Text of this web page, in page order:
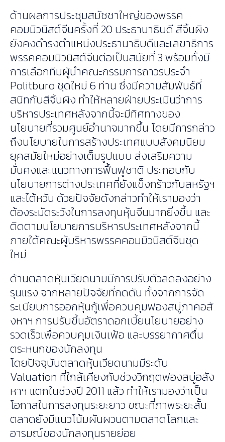
ด้านผลการประชุมสมัชชาใหญ่ของพรรค
คอมมิวนิสต์จีนครั้งที่ 20 ประธานาธิบดี สีจิ้นผิง
ยังคงดำรงตำแหน่งประธานาธิบดีและเลขาธิการ
พรรคคอมมิวนิสต์จีนต่อเป็นสมัยที่ 3 พร้อมทั้งมี
การเลือกทีมผู้นำคณะกรรมการถาวรประจำ
Politburo ชุดใหม่ 6 ท่าน ซึ่งมีความสัมพันธ์ที่
สนิทกับสีจิ้นผิง ทำให้หลายฝ่ายประเมินว่าการ
บริหารประเทศหลังจากนี้จะมีทิศทางของ
นโยบายที่รวมศูนย์อำนาจมากขึ้น โดยมีการกล่าว
ถึงนโยบายในการสร้างประเทศแบบสังคมนิยม
ยุคสมัยใหม่อย่างเต็มรูปแบบ ส่งเสริมความ
มั่นคงและแนวทางการฟื้นฟูชาติ ประกอบกับ
นโยบายการต่างประเทศที่ยังแข็งกร้าวกับสหรัฐฯ
และไต้หวัน ด้วยปัจจัยดังกล่าวทำให้เรามองว่า
ต้องระมัดระวังในการลงทุนหุ้นจีนมากยิ่งขึ้น และ
ติดตามนโยบายการบริหารประเทศหลังจากนี้
ภายใต้คณะผู้บริหารพรรคคอมมิวนิสต์จีนชุด
ใหม่
ด้านตลาดหุ้นเวียดนามมีการปรับตัวลดลงอย่าง
รุนแรง จากหลายปัจจัยที่กดดัน ทั้งจากการจัด
ระเบียบการออกหุ้นกู้เพื่อควบคุมฟองสบู่ภาคอสั
งหาฯ การปรับขึ้นอัตราดอกเบี้ยนโยบายอย่าง
รวดเร็วเพื่อควบคุมเงินเฟ้อ และบรรยากาศตื่น
ตระหนกของนักลงทุน
โดยปัจจุบันตลาดหุ้นเวียดนามมีระดับ
Valuation ที่ใกล้เคียงกับช่วงวิกฤตฟองสบู่อสัง
หาฯ แตกในช่วงปี 2011 แล้ว ทำให้เรามองว่าเป็น
โอกาสในการลงทุนระยะยาว ขณะที่ภาพระยะสั้น
ตลาดยังมีแนวโน้มผันผวนตามตลาดโลกและ
อารมณ์ของนักลงทุนรายย่อย